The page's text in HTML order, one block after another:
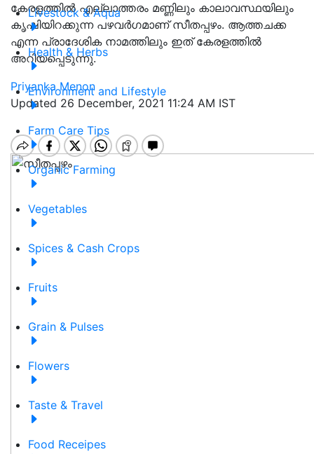
Livestock & Aqua
Health & Herbs
Environment and Lifestyle
Farm Care Tips
Organic Farming
Vegetables
Spices & Cash Crops
Fruits
Grain & Pulses
Flowers
Taste & Travel
Food Receipes
കേരളത്തിൽ എല്ലാത്തരം മണ്ണിലും കാലാവസ്ഥയിലും
കൃഷിയിറക്കുന്ന പഴവർഗമാണ് സീതപ്പഴം. ആത്തചക്ക
എന്ന പ്രാദേശിക നാമത്തിലും ഇത് കേരളത്തിൽ
അറിയപ്പെടുന്നു.
Priyanka Menon
Updated 26 December, 2021 11:24 AM IST